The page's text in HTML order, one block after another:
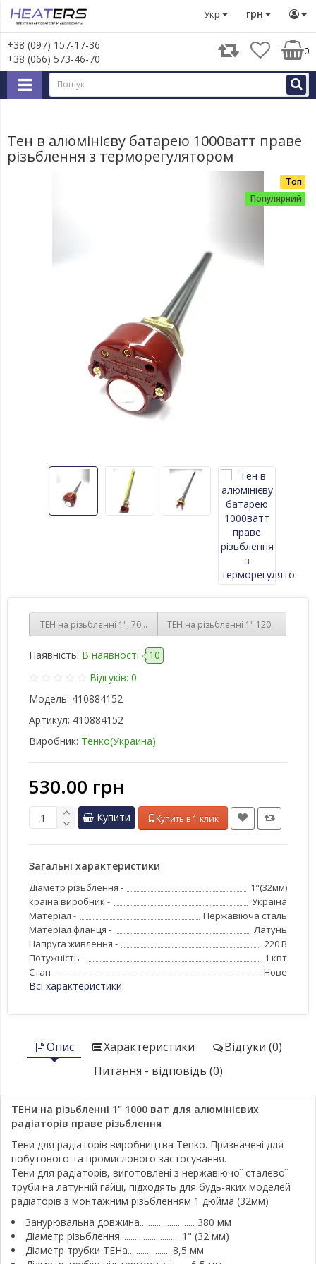
грн
Укр
+38 (097) 157-17-36
+38 (066) 573-46-70
0
Тени Тени в радіатори та сушки для рушників ТЕН на
Тен в алюмінієву батарею 1000ватт праве
різьблення з терморегулятором
Топ
Популярний
ТЕН на різьбленні 1", 700 w, для алюмінієвих батарей з
ТЕН на різьбленні 1" 1200 ват для
Наявність: В наявності
10
Відгуків: 0
Модель: 410884152
Артикул: 410884152
Виробник: Тенко(Украина)
530.00 грн
Купити Купить в 1 клик
Загальні характеристики
Діаметр різьблення -
1"(32мм)
країна виробник -
Україна
Матеріал -
Нержавіюча сталь
Матеріал фланця -
Латунь
Напруга живлення -
220 В
Потужність -
1 квт
Стан -
Нове
Всі характеристики
Опис Характеристики
Відгуки (0)
Питання - відповідь (0)
ТЕНи на різьбленні 1" 1000 ват для алюмінієвих
радіаторів праве різьблення
Тени для радіаторів виробництва Tenko. Призначені для
побутового та промислового застосування.
Тени для радіаторів, виготовлені з нержавіючої сталевої
труби на латунній гайці, підходять для будь-яких моделей
радіаторів з монтажним різьбленням 1 дюйма (32мм)
Занурювальна довжина.......................... 380 мм
Діаметр різьблення............................ 1" (32 мм)
Діаметр трубки ТЕНа.................... 8,5 мм